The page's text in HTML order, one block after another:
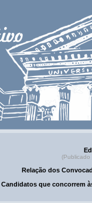
(Publicado
Relação dos
Candidatos que concorrem